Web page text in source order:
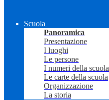
Scuola
Panoramica
Presentazione
I luoghi
Le persone
I numeri della scuola
Le carte della scuola
Organizzazione
La storia